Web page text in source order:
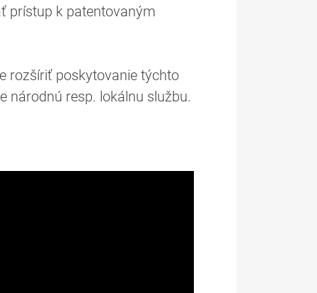
prístup k patentovaným
rozšíriť poskytovanie týchto
národnú resp. lokálnu službu.